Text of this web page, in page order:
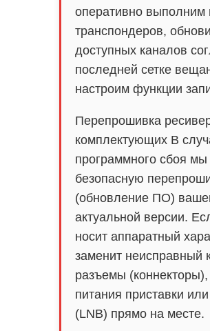
оперативно выполним
транспондеров,
доступных каналов
последней сетке
настроим функции
Перепрошивка
комплектующих В
программного сбоя
безопасную
(обновление ПО)
актуальной версии.
носит аппаратный
заменит неисправный
разъемы
питания приставки
(LNB) прямо на месте.